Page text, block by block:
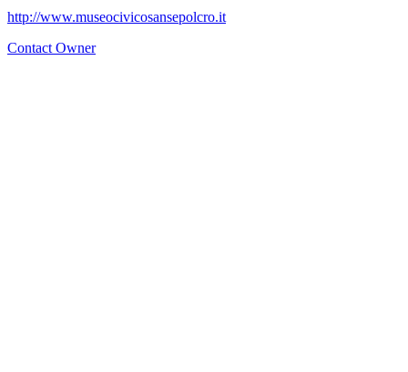
http://www.museocivicosansepolcro.it
Contact Owner